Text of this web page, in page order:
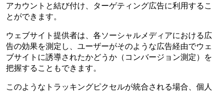
アカウントと結び付け、ターゲティング広告に利用するこ
とができます。
ウェブサイト提供者は、各ソーシャルメディアにおける広
告の効果を測定し、ユーザーがそのような広告経由でウェ
ブサイトに誘導されたかどうか（コンバージョン測定）を
把握することもできます。
このようなトラッキングピクセルが統合される場合、個人